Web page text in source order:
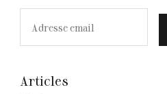
Articles